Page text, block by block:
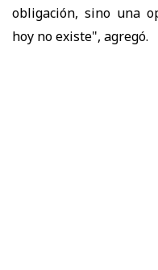
obligación, sino una
hoy no existe", agregó.